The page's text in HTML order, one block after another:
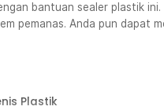
Cikupa
Pick n Go Jakarta Barat
Senin -
Senin - Jumat
bantuan sealer plastik
pemanas. Anda pun dapat
Plastik